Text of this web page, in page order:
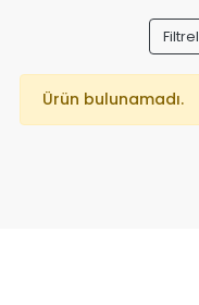
Ürün bulunamadı.